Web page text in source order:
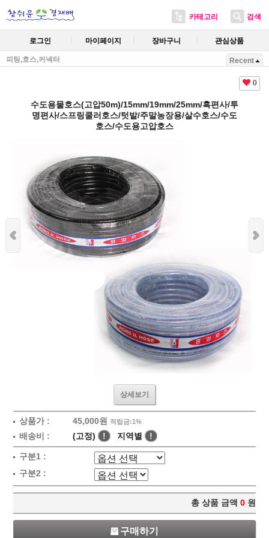
카테고리 검색
로그인 마이페이지 장바구니 관심상품
피팅,호스,커넥터 Recent
0
수도용물호스(고압50m)/15mm/19mm/25mm/흑편사/투
명편사/스프링쿨러호스/텃밭/주말농장용/살수호스/수도
호스/수도용고압호스
상세보기
상품가 : 45,000원 적립금:1%
배송비 : (고정) ! 지역별 !
구분1 :
구분2 :
총 상품 금액 0 원
구매하기